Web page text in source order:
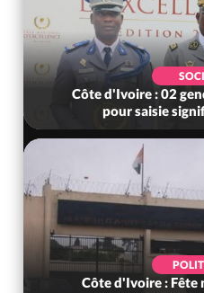
Côte d'Ivoire : 02
pour saisie
Côte d'Ivoire : Fête